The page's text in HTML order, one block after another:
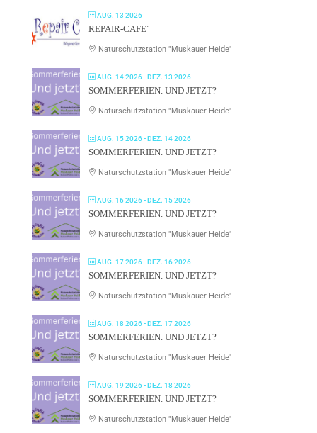
AUG. 13 2026
REPAIR-CAFE´
Naturschutzstation "Muskauer Heide"
AUG. 14 2026- DEZ. 13 2026
SOMMERFERIEN. UND JETZT?
Naturschutzstation "Muskauer Heide"
AUG. 15 2026- DEZ. 14 2026
SOMMERFERIEN. UND JETZT?
Naturschutzstation "Muskauer Heide"
AUG. 16 2026- DEZ. 15 2026
SOMMERFERIEN. UND JETZT?
Naturschutzstation "Muskauer Heide"
AUG. 17 2026- DEZ. 16 2026
SOMMERFERIEN. UND JETZT?
Naturschutzstation "Muskauer Heide"
AUG. 18 2026- DEZ. 17 2026
SOMMERFERIEN. UND JETZT?
Naturschutzstation "Muskauer Heide"
AUG. 19 2026- DEZ. 18 2026
SOMMERFERIEN. UND JETZT?
Naturschutzstation "Muskauer Heide"